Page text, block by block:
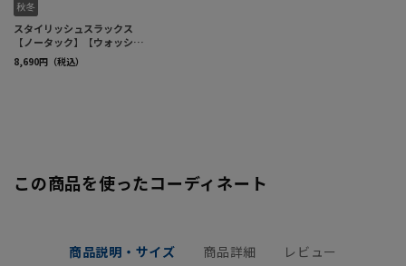
この商品を使ったコーディネート
商品説明・サイズ 商品詳細 レビュー